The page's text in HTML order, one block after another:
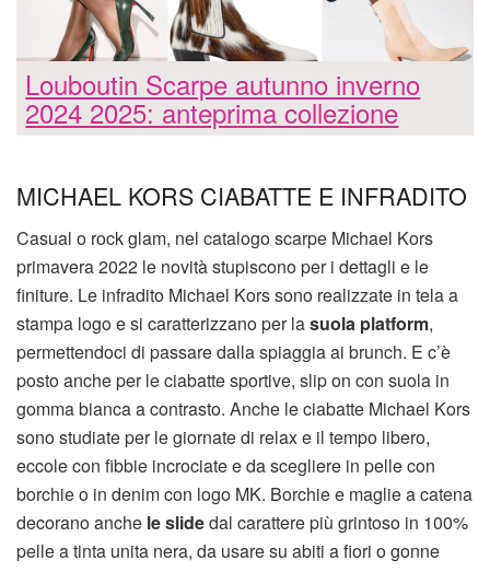
Louboutin Scarpe autunno inverno
2024 2025: anteprima collezione
MICHAEL KORS CIABATTE E INFRADITO
Casual o rock glam, nel catalogo scarpe Michael Kors
primavera 2022 le novità stupiscono per i dettagli e le
finiture. Le infradito Michael Kors sono realizzate in tela a
stampa logo e si caratterizzano per lasuola platform,
permettendoci di passare dalla spiaggia ai brunch. E c’è
posto anche per le ciabatte sportive, slip on con suola in
gomma bianca a contrasto. Anche le ciabatte Michael Kors
sono studiate per le giornate di relax e il tempo libero,
eccole con fibbie incrociate e da scegliere in pelle con
borchie o in denim con logo MK. Borchie e maglie a catena
decorano anche le slidedal carattere più grintoso in 100%
pelle a tinta unita nera, da usare su abiti a fiori o gonne